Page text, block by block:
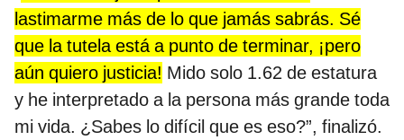
lastimarme más de lo que jamás sabrás. Sé
que la tutela está a punto de terminar, ¡pero
aún quiero justicia! Mido solo 1.62 de estatura
y he interpretado a la persona más grande toda
mi vida. ¿Sabes lo difícil que es eso?”, finalizó.